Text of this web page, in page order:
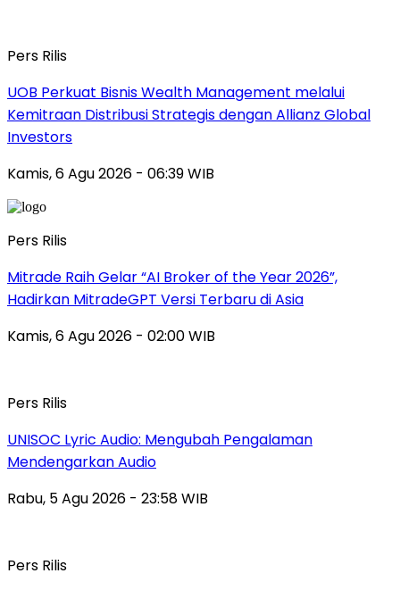
Pers Rilis
UOB Perkuat Bisnis Wealth Management melalui
Kemitraan Distribusi Strategis dengan Allianz Global
Investors
Kamis, 6 Agu 2026 - 06:39 WIB
Pers Rilis
Mitrade Raih Gelar “AI Broker of the Year 2026”,
Hadirkan MitradeGPT Versi Terbaru di Asia
Kamis, 6 Agu 2026 - 02:00 WIB
Pers Rilis
UNISOC Lyric Audio: Mengubah Pengalaman
Mendengarkan Audio
Rabu, 5 Agu 2026 - 23:58 WIB
Pers Rilis